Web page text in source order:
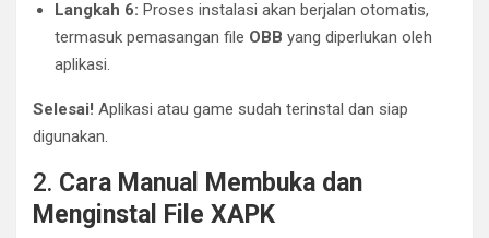
Langkah 6: Proses instalasi akan berjalan otomatis,
termasuk pemasangan file OBB yang diperlukan oleh
aplikasi.
Selesai! Aplikasi atau game sudah terinstal dan siap
digunakan.
2. Cara Manual Membuka dan
Menginstal File XAPK